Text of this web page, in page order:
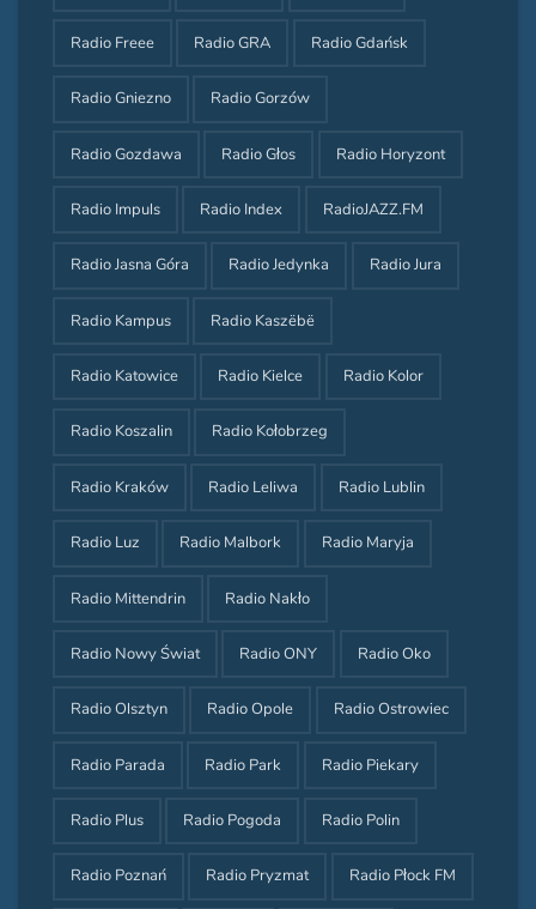
Radio Freee Radio GRA Radio Gdańsk
Radio Gniezno Radio Gorzów
Radio Gozdawa Radio Głos Radio Horyzont
Radio Impuls Radio Index RadioJAZZ.FM
Radio Jasna Góra Radio Jedynka Radio Jura
Radio Kampus Radio Kaszëbë
Radio Katowice Radio Kielce Radio Kolor
Radio Koszalin Radio Kołobrzeg
Radio Kraków Radio Leliwa Radio Lublin
Radio Luz Radio Malbork Radio Maryja
Radio Mittendrin Radio Nakło
Radio Nowy Świat Radio ONY Radio Oko
Radio Olsztyn Radio Opole Radio Ostrowiec
Radio Parada Radio Park Radio Piekary
Radio Plus Radio Pogoda Radio Polin
Radio Poznań Radio Pryzmat Radio Płock FM